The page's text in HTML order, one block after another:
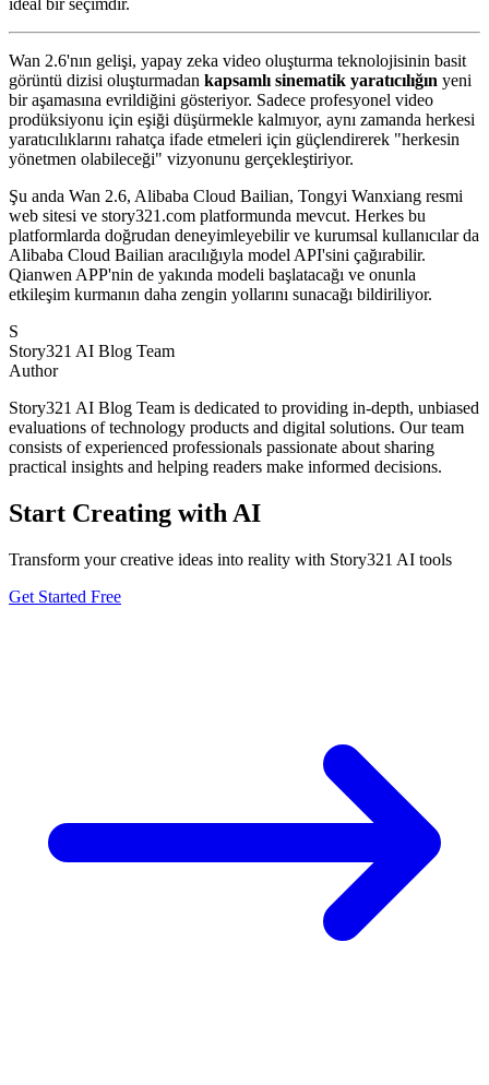
Wan 2.6'nın gelişi, yapay zeka video oluşturma teknolojisinin basit
görüntü dizisi oluşturmadan kapsamlı sinematik yaratıcılığın yeni
bir aşamasına evrildiğini gösteriyor. Sadece profesyonel video
prodüksiyonu için eşiği düşürmekle kalmıyor, aynı zamanda herkesi
yaratıcılıklarını rahatça ifade etmeleri için güçlendirerek "herkesin
yönetmen olabileceği" vizyonunu gerçekleştiriyor.
Şu anda Wan 2.6, Alibaba Cloud Bailian, Tongyi Wanxiang resmi
web sitesi ve story321.com platformunda mevcut. Herkes bu
platformlarda doğrudan deneyimleyebilir ve kurumsal kullanıcılar da
Alibaba Cloud Bailian aracılığıyla model API'sini çağırabilir.
Qianwen APP'nin de yakında modeli başlatacağı ve onunla
etkileşim kurmanın daha zengin yollarını sunacağı bildiriliyor.
S
Story321 AI Blog Team
Author
Story321 AI Blog Team is dedicated to providing in-depth, unbiased
evaluations of technology products and digital solutions. Our team
consists of experienced professionals passionate about sharing
practical insights and helping readers make informed decisions.
Start Creating with AI
Transform your creative ideas into reality with Story321 AI tools
Get Started Free